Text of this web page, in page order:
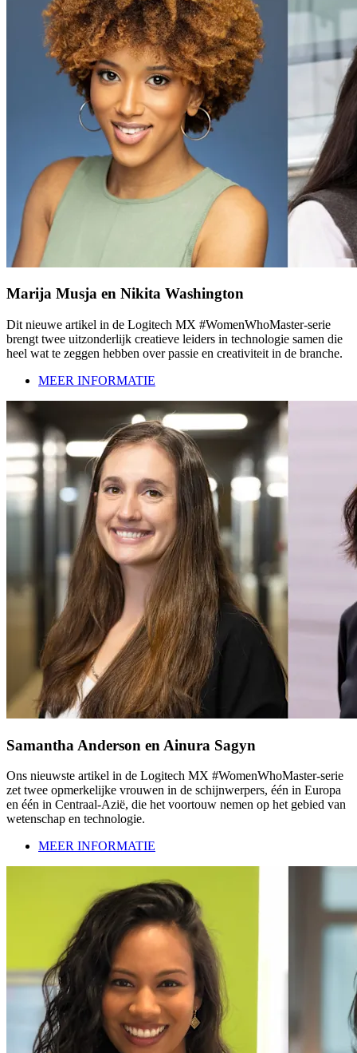
Marija Musja en Nikita Washington
Dit nieuwe artikel in de Logitech MX #WomenWhoMaster-serie
brengt twee uitzonderlijk creatieve leiders in technologie samen die
heel wat te zeggen hebben over passie en creativiteit in de branche.
MEER INFORMATIE
Samantha Anderson en Ainura Sagyn
Ons nieuwste artikel in de Logitech MX #WomenWhoMaster-serie
zet twee opmerkelijke vrouwen in de schijnwerpers, één in Europa
en één in Centraal-Azië, die het voortouw nemen op het gebied van
wetenschap en technologie.
MEER INFORMATIE